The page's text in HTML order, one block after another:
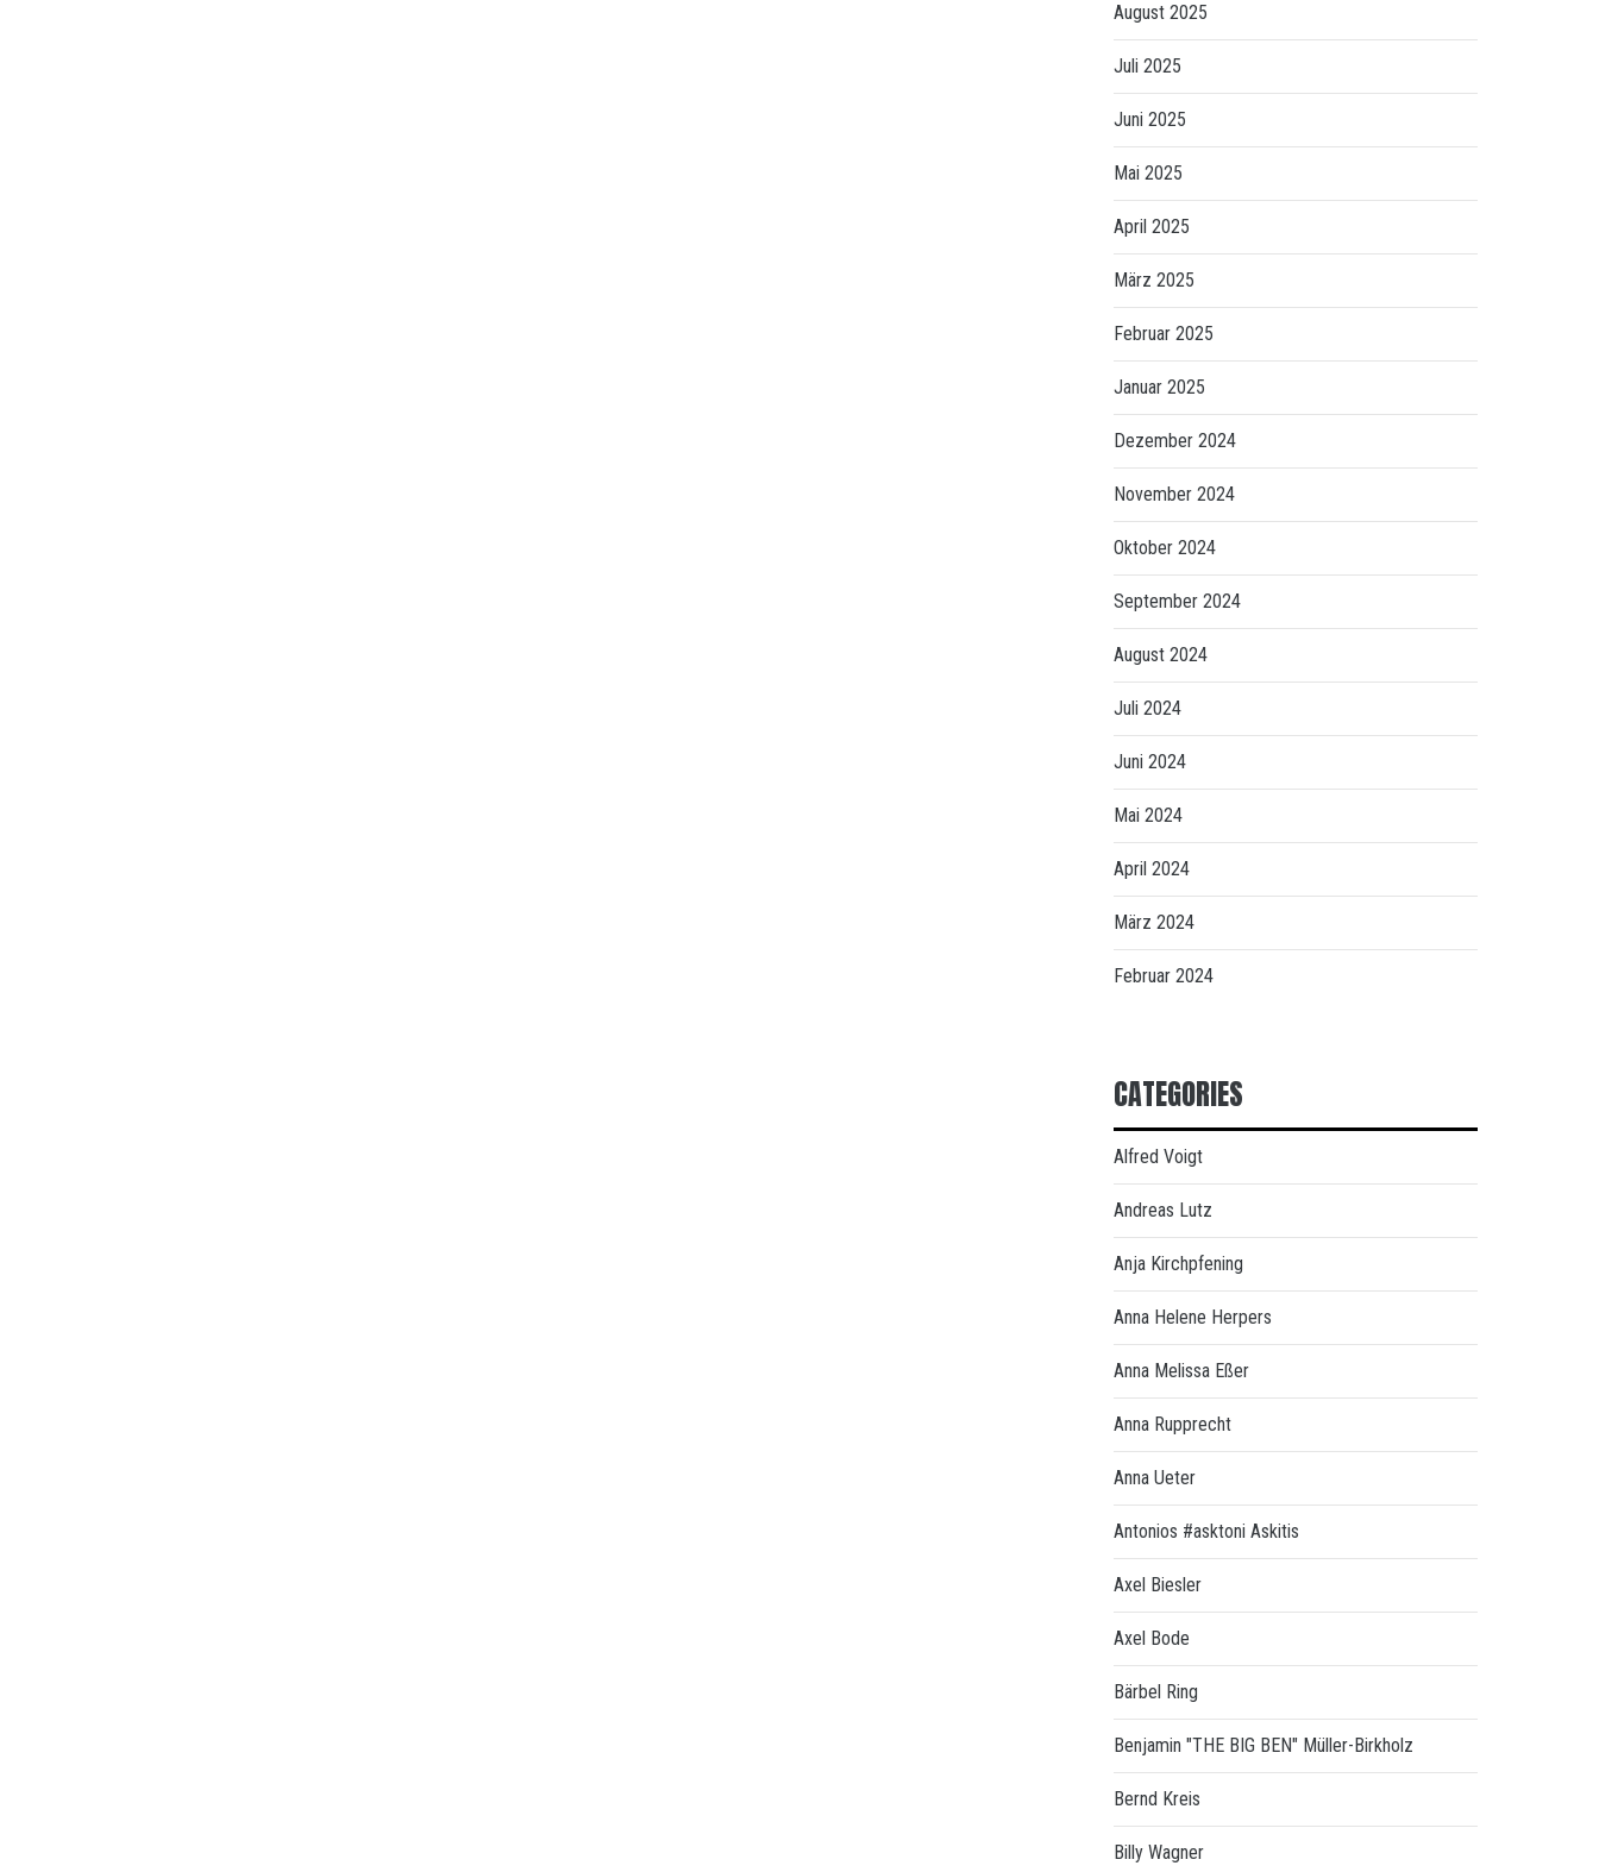
August 2025
Juli 2025
Juni 2025
Mai 2025
April 2025
März 2025
Februar 2025
Januar 2025
Dezember 2024
November 2024
Oktober 2024
September 2024
August 2024
Juli 2024
Juni 2024
Mai 2024
April 2024
März 2024
Februar 2024
CATEGORIES
Alfred Voigt
Andreas Lutz
Anja Kirchpfening
Anna Helene Herpers
Anna Melissa Eßer
Anna Rupprecht
Anna Ueter
Antonios #asktoni Askitis
Axel Biesler
Axel Bode
Bärbel Ring
Benjamin "THE BIG BEN" Müller-Birkholz
Bernd Kreis
Billy Wagner